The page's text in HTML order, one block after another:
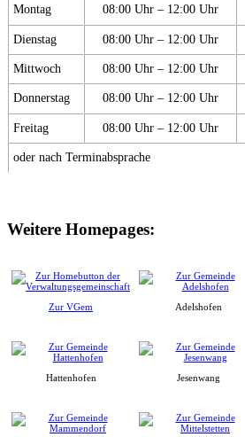
Montag 08:00 Uhr – 12:00 Uhr
Dienstag 08:00 Uhr – 12:00 Uhr
Mittwoch 08:00 Uhr – 12:00 Uhr
Donnerstag 08:00 Uhr – 12:00 Uhr
Freitag 08:00 Uhr – 12:00 Uhr
oder nach Terminabsprache
Weitere Homepages:
Zur VGem Adelshofen
Hattenhofen Jesenwang